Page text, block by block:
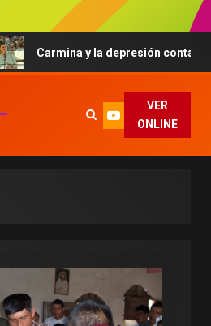
Carmina y la depresión contada al
VER
ONLINE